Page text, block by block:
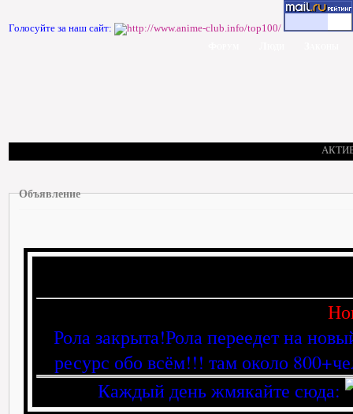
Голосуйте за наш сайт:
Объявление
Рола закрыта!Рола переедет на
ресурс обо всём!!! там около
Каждый день жмякайте сюда: